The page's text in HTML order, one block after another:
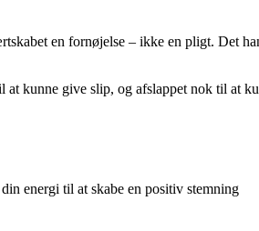
en fornøjelse – ikke en pligt. Det
give slip, og afslappet nok til at
energi til at skabe en positiv stemning